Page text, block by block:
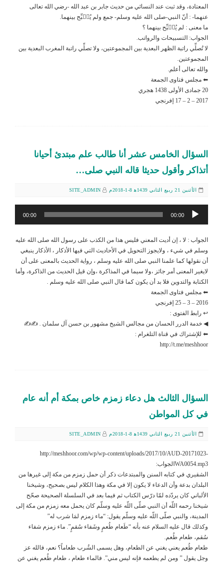
المعتادة، وقد ثبت عند النسائي من حديث جابر بن عبد الله -رضي الله تعالى
عنهما- : أنّ النبي-صلى الله عليه وسلم- جمع ولم يُسٙبِّح بينهما.
ما معنى : لم يُسٙبِّح بينهما ؟
الجواب: التسبيحات والرواتب.
لا تُصلِّي راتبة الظهر البعدية بين المجموعتين، ولا تصلِّي راتبة المغرب البعدية بين
المجموعتين.
والله تعالى أعلم.
⬅ مجلس فتاوى الجمعة
20 جمادى الأولى 1438 هجري
2017 – 2 – 17 إفرنجي
السؤال الخامس عشر أنا طالب علم مبتدئ أحيانا
أتذاكر وأقول حديثا قاله النبي صلى…
الأثنين 21 ربيع الثاني 1439ﻫ 8-1-2018م SITE_ADMIN
مشغل
الصوت
00:00
00:00
الجواب : لا ، إن أديت المعني فليس هذا من الكذب على رسول الله صلى الله عليه
وسلم في شيء ، ولايجوز التحويل في الأحاديث التي فيها الأذكار ، الأذكار ينبغي
أن نقولها كما علمنا النبي صلى الله عليه وسلم ، رواية الحديث بالمعنى على أن
لايغير المعنى أمر جائز ،ولا سيما في المذاكرة ،وإن قيل الحديث من الذاكرة، وأما
الكتابة والتدوين فلا بد أن يكون كما قال النبي صلى الله عليه وسلم .
⬅ مجلس فتاوى الجمعة
2016 – 3 – 25 إفرنجي
↩ رابط الفتوى :
◀ خدمة الدرر الحسان من مجالس الشيخ مشهور بن حسن آل سلمان . ✍✍
⬅ للإشتراك في قناة التلغرام :
http://t.me/meshhoor
السؤال الثالث هل دعاء زمزم خاص بمكة أم أنه عام
في كل المواطن
الأثنين 21 ربيع الثاني 1439ﻫ 8-1-2018م SITE_ADMIN
http://meshhoor.com/wp/wp-content/uploads/2017/10/AUD-20171023-
WA0054.mp3الجواب:
الشقيري في كتابه السنن والمبتدعات ذكر أن حمل زمزم من مكة إلى غيرها من
البلدان بدعة وأن الدعاء لا يكون إلا في مكة وهذا الكلام ليس بصحيح، وشيخنا
الألباني كان يردّده لمّا درّس الكتاب ثم فيما بعد في السلسلة الصحيحة صحّح
شيخنا رحمه اللّه أن النبي صلّى اللّه عليه وسلّم كان يحمل معه زمزم من مكة إلى
المدينة، والنبي صلّى اللّه عليه وسلّم يقول: “ماء زمزم لمَا شرب له”
وكذلك قال عليه السلام عنه بأنه “طَعام طُعمٍ وشَفاء سُقمٍ”. ماء زمزم شفاء
سُقم، طعام طُعم.
طعام طُعم يعني يغني عن الطعام، وهل يسمى الشُرب طعاماً؟ نعم، فالله عز
وجل يقول ” ومن لم يطعمه فإنه ليس مني”. فالماء طعام ، طعام طُعم يغني عن